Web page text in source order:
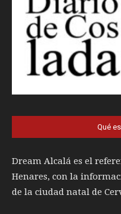
Qué
Dream Alcalá es el
Henares, con la
de la ciudad natal de